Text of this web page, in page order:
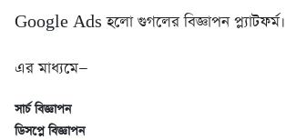
Google Ads হলো গুগলের বিজ্ঞাপন প্ল্যাটফর্ম।
এর মাধ্যমে—
সার্চ বিজ্ঞাপন
ডিসপ্লে বিজ্ঞাপন